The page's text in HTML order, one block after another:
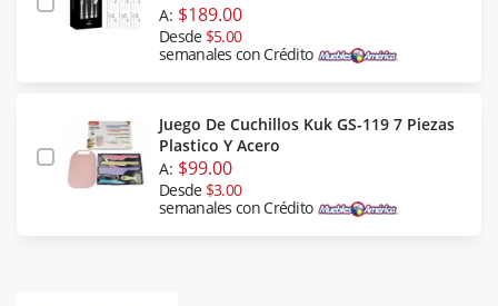
A: $189.00
Desde $5.00
semanales con Crédito
Juego De Cuchillos Kuk GS-119 7 Piezas
Plastico Y Acero
A: $99.00
Desde $3.00
semanales con Crédito